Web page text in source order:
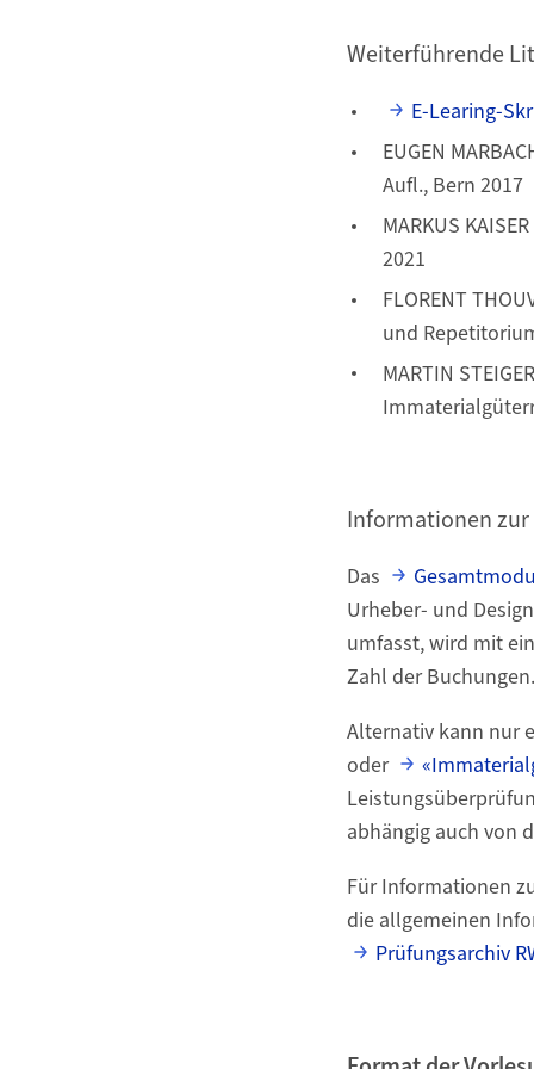
Weiterführende
E-Learing-
EUGEN
Aufl., Bern 2017
MARKUS
2021
FLORENT
und
MARTIN
Informationen
Das
Urheber- und
umfasst, wird mit
Zahl der Buchungen.
Alternativ kann nur
oder
abhängig auch von
Für Informationen
die allgemeinen
Prüfungsarchiv